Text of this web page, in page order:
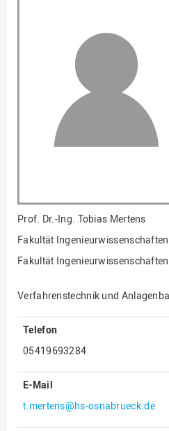
und Informatik
Fakultät Management,
Kultur und Technik
Fakultät Wirtschafts- und
Sozialwissenschaften
Finanzen
Gesellschaftliches
Engagement
Hochschulplanung/-
Innenrevision
Institut für Musik
IT Service Center
Kommunikation und
Prof. Dr.-Ing. Tobias Mertens
Fakultät
Fakultät
Verfahrenstechnik und
Telefon
05419693284
E-Mail
t.mertens@hs-osnabrueck.de